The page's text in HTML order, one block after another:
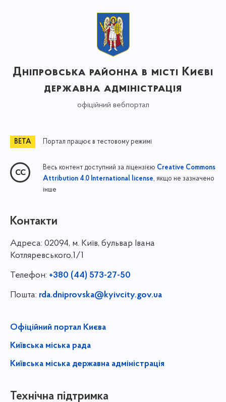
Дніпровська районна в місті Києві
державна адміністрація
офіційний вебпортал
Портал працює в тестовому режимі
Весь контент доступний за ліцензією Creative Commons
Attribution 4.0 International license, якщо не зазначено
інше
Контакти
Адреса: 02094, м. Київ, бульвар Івана
Котляревського,1/1
Телефон: +380 (44) 573-27-50
Пошта: rda.dniprovska@kyivcity.gov.ua
Офіційний портал Києва
Київська міська рада
Київська міська державна адміністрація
Технічна підтримка